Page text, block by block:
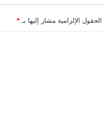
الحقول الإلزامية مشار إليها بـ *